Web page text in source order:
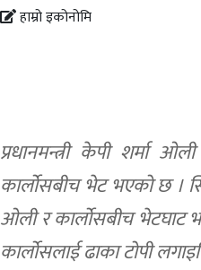
हाम्रो इकोनोमि
प्रधानमन्त्री केपी शर्मा
कार्लोसबीच भेट भएको छ ।
ओली र कार्लोसबीच भेटघाट
कार्लोसलाई ढाका टोपी